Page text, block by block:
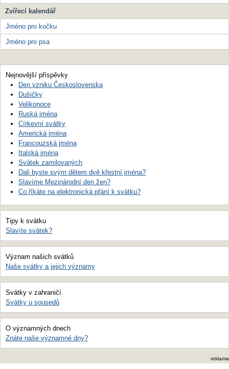
Zvířecí kalendář
Jméno pro kočku
Jméno pro psa
Nejnovější příspěvky
Den vzniku Československa
Dušičky
Velikonoce
Ruská jména
Církevní svátky
Americká jména
Francouzská jména
Italská jména
Svátek zamilovaných
Dali byste svým dětem dvě křestní jména?
Slavíme Mezinárodní den žen?
Co říkáte na elektronická přání k svátku?
Tipy k svátku
Slavíte svátek?
Význam našich svátků
Naše svátky a jejich významy
Svátky v zahraničí
Svátky u sousedů
O významných dnech
Znáte naše významné dny?
reklama